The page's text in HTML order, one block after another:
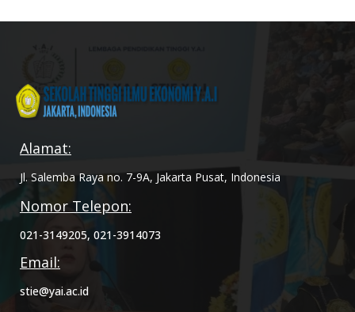
Alamat:
Jl. Salemba Raya no. 7-9A, Jakarta Pusat, Indonesia
Nomor Telepon:
021-3149205, 021-3914073
Email:
stie@yai.ac.id